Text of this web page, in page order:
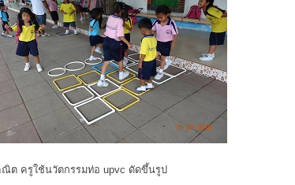
ณิต ครูใช้นวัตกรรมท่อ upvc ดัดขึ้นรูป